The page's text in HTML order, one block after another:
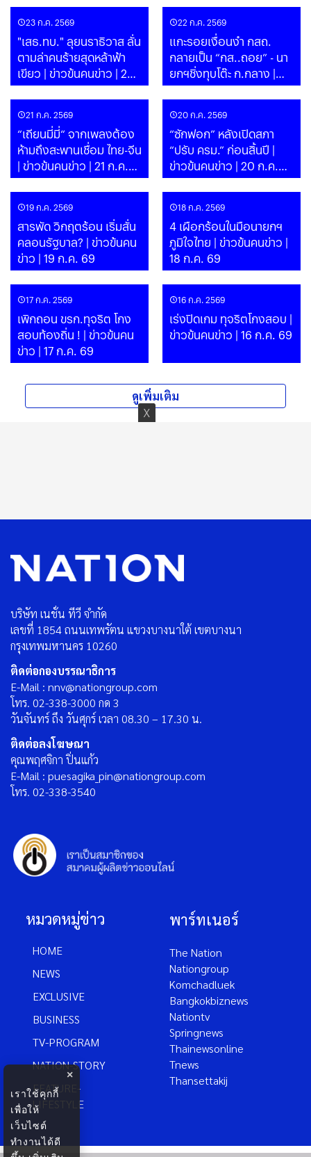
23 ก.ค. 2569
"เสธ.ทบ." ลุยนราธิวาส ลั่น
ตามล่าคนร้ายสุดหล้าฟ้า
เขียว | ข่าวข้นคนข่าว | 23
ก.ค. 69
22 ก.ค. 2569
แกะรอยเงื่อนงำ กสถ.
กลายเป็น “กส..ถอย” - นา
ยกฯชิ่งทุบโต๊ะ ก.กลาง |
ข่าวข้นคนข่าว | 22 ก.ค. 69
21 ก.ค. 2569
“เถียนมี่มี่“ จากเพลงต้อง
ห้ามถึงสะพานเชื่อม ไทย-จีน
| ข่าวข้นคนข่าว | 21 ก.ค.
69
20 ก.ค. 2569
“ซักฟอก” หลังเปิดสภา
“ปรับ ครม.” ก่อนสิ้นปี |
ข่าวข้นคนข่าว | 20 ก.ค.
69
19 ก.ค. 2569
สารพัด วิกฤตร้อน เริ่มสั่น
คลอนรัฐบาล? | ข่าวข้นคน
ข่าว | 19 ก.ค. 69
18 ก.ค. 2569
4 เผือกร้อนในมือนายกฯ
ภูมิใจไทย | ข่าวข้นคนข่าว |
18 ก.ค. 69
17 ก.ค. 2569
เพิกถอน ขรก.ทุจริต โกง
สอบท้องถิ่น ! | ข่าวข้นคน
ข่าว | 17 ก.ค. 69
16 ก.ค. 2569
เร่งปิดเกม ทุจริตโกงสอบ |
ข่าวข้นคนข่าว | 16 ก.ค. 69
ดูเพิ่มเติม
บริษัท เนชั่น ทีวี จำกัด
เลขที่ 1854 ถนนเทพรัตน แขวงบางนาใต้ เขตบางนา
กรุงเทพมหานคร 10260
ติดต่อกองบรรณาธิการ
E-Mail : nnv@nationgroup.com
โทร. 02-338-3000 กด 3
วันจันทร์ ถึง วันศุกร์ เวลา 08.30 – 17.30 น.
ติดต่อลงโฆษณา
คุณพฤศจิกา ปิ่นแก้ว
E-Mail : puesagika_pin@nationgroup.com
โทร. 02-338-3540
หมวดหมู่ข่าว
HOME
NEWS
EXCLUSIVE
BUSINESS
TV-PROGRAM
NATION-STORY
FEATURE-
LIFESTYLE
พาร์ทเนอร์
The Nation
Nationgroup
Komchadluek
Bangkokbiznews
Nationtv
Springnews
Thainewsonline
Tnews
Thansettakij
×
เราใช้คุกกี้
เพื่อให้
เว็บไซต์
ทำงานได้ดี